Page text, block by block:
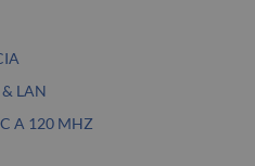
& LAN
A 120 MHZ